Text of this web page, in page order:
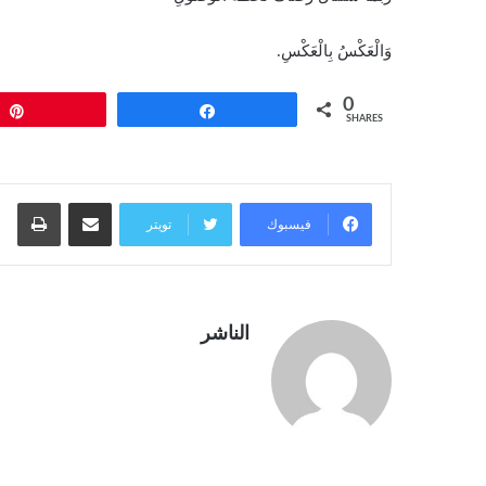
وَالْعَكْسُ بِالْعَكْسِ.
0
SHARES
فيسبوك تويتر
مشاركة عبر البريد
الناشر